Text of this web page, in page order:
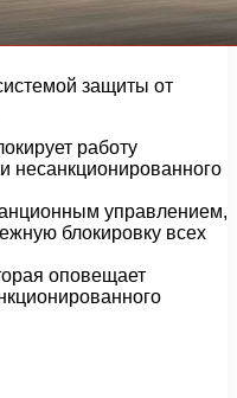
защиты от
работу
несанкционированного
управлением,
блокировку всех
оповещает